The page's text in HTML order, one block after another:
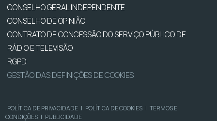
CONSELHO GERAL INDEPENDENTE
CONSELHO DE OPINIÃO
CONTRATO DE CONCESSÃO DO SERVIÇO PÚBLICO DE
RÁDIO E TELEVISÃO
RGPD
GESTÃO DAS DEFINIÇÕES DE COOKIES
POLÍTICA DE PRIVACIDADE | POLÍTICA DE COOKIES | TERMOS E
CONDIÇÕES | PUBLICIDADE